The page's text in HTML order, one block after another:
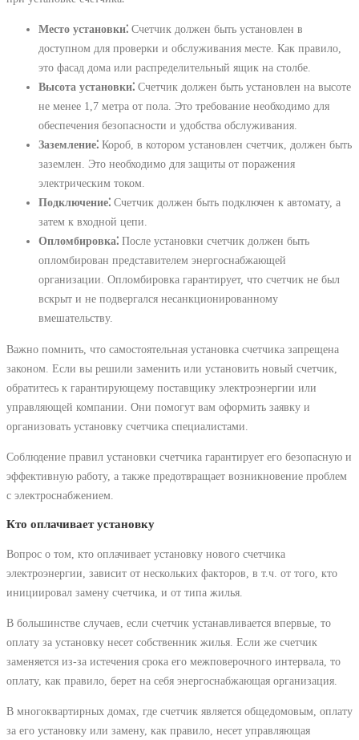
Место установки⁚ Счетчик должен быть установлен в
доступном для проверки и обслуживания месте. Как правило,
это фасад дома или распределительный ящик на столбе.
Высота установки⁚ Счетчик должен быть установлен на высоте
не менее 1,7 метра от пола. Это требование необходимо для
обеспечения безопасности и удобства обслуживания.
Заземление⁚ Короб, в котором установлен счетчик, должен быть
заземлен. Это необходимо для защиты от поражения
электрическим током.
Подключение⁚ Счетчик должен быть подключен к автомату, а
затем к входной цепи.
Опломбировка⁚ После установки счетчик должен быть
опломбирован представителем энергоснабжающей
организации. Опломбировка гарантирует, что счетчик не был
вскрыт и не подвергался несанкционированному
вмешательству.
Важно помнить, что самостоятельная установка счетчика запрещена
законом. Если вы решили заменить или установить новый счетчик,
обратитесь к гарантирующему поставщику электроэнергии или
управляющей компании. Они помогут вам оформить заявку и
организовать установку счетчика специалистами.
Соблюдение правил установки счетчика гарантирует его безопасную и
эффективную работу, а также предотвращает возникновение проблем
с электроснабжением.
Кто оплачивает установку
Вопрос о том, кто оплачивает установку нового счетчика
электроэнергии, зависит от нескольких факторов, в т.ч. от того, кто
инициировал замену счетчика, и от типа жилья.
В большинстве случаев, если счетчик устанавливается впервые, то
оплату за установку несет собственник жилья. Если же счетчик
заменяется из-за истечения срока его межповерочного интервала, то
оплату, как правило, берет на себя энергоснабжающая организация.
В многоквартирных домах, где счетчик является общедомовым, оплату
за его установку или замену, как правило, несет управляющая